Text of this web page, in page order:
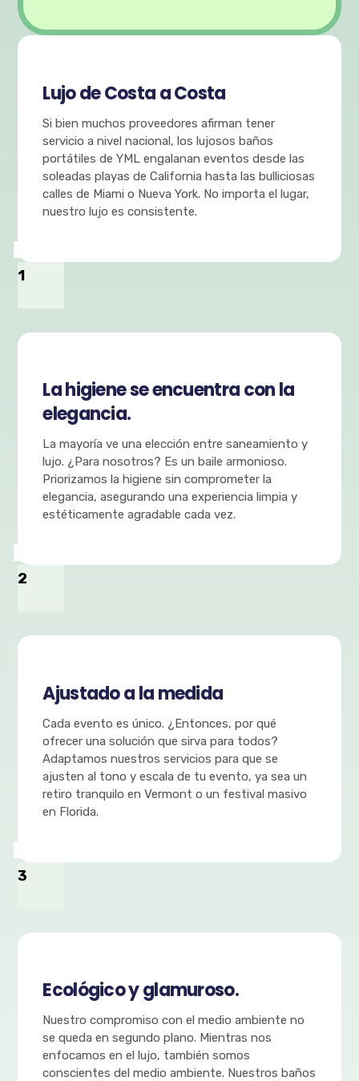
Lujo de Costa a Costa
Si bien muchos proveedores afirman tener
servicio a nivel nacional, los lujosos baños
portátiles de YML engalanan eventos desde las
soleadas playas de California hasta las bulliciosas
calles de Miami o Nueva York. No importa el lugar,
nuestro lujo es consistente.
1
La higiene se encuentra con la
elegancia.
La mayoría ve una elección entre saneamiento y
lujo. ¿Para nosotros? Es un baile armonioso.
Priorizamos la higiene sin comprometer la
elegancia, asegurando una experiencia limpia y
estéticamente agradable cada vez.
2
Ajustado a la medida
Cada evento es único. ¿Entonces, por qué
ofrecer una solución que sirva para todos?
Adaptamos nuestros servicios para que se
ajusten al tono y escala de tu evento, ya sea un
retiro tranquilo en Vermont o un festival masivo
en Florida.
3
Ecológico y glamuroso.
Nuestro compromiso con el medio ambiente no
se queda en segundo plano. Mientras nos
enfocamos en el lujo, también somos
conscientes del medio ambiente. Nuestros baños